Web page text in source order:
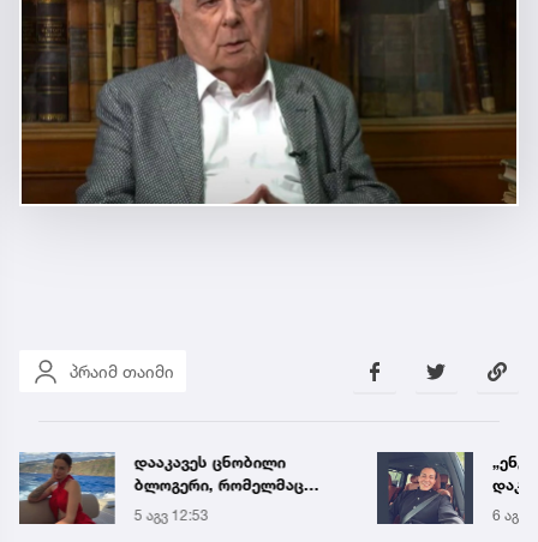
პრაიმ თაიმი
„ენგურთან
დაკავშირებით მინდა
ვთქვა...“ - გოგა მანიას
უახლესი
6 აგვ 19:34 10:17